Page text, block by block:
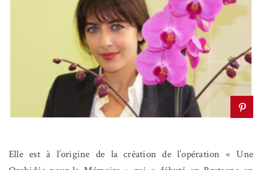
Elle est à l’origine de la création de l’opération « Une